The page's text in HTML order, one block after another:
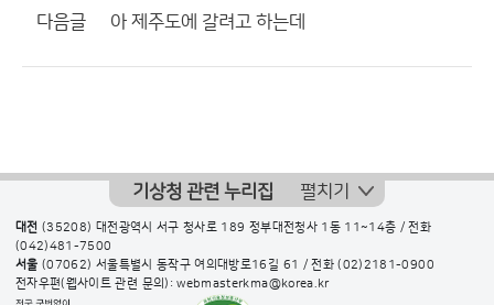
다음글 아 제주도에 갈려고 하는데
기상청 관련 누리집 펼치기
대전 (35208) 대전광역시 서구 청사로 189 정부대전청사 1동 11~14층 / 전화
(042)481-7500
서울 (07062) 서울특별시 동작구 여의대방로16길 61 / 전화(02)2181-0900
전자우편(웹사이트 관련 문의): webmasterkma@korea.kr